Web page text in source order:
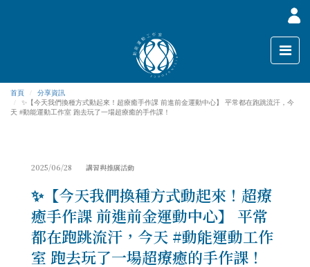
首頁
分享資訊
✨【今天我們換種方式動起來！超療癒手作課 前進前金運動中心】 平常都在跑跳流汗，今
天 #動能運動工作室 跑去玩了一場超療癒的手作課！
2025/06/28 講習與推廣活動
✨【今天我們換種方式動起來！超療
癒手作課 前進前金運動中心】 平常
都在跑跳流汗，今天 #動能運動工作
室 跑去玩了一場超療癒的手作課！